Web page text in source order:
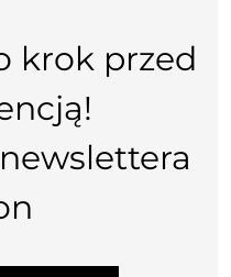
krok przed